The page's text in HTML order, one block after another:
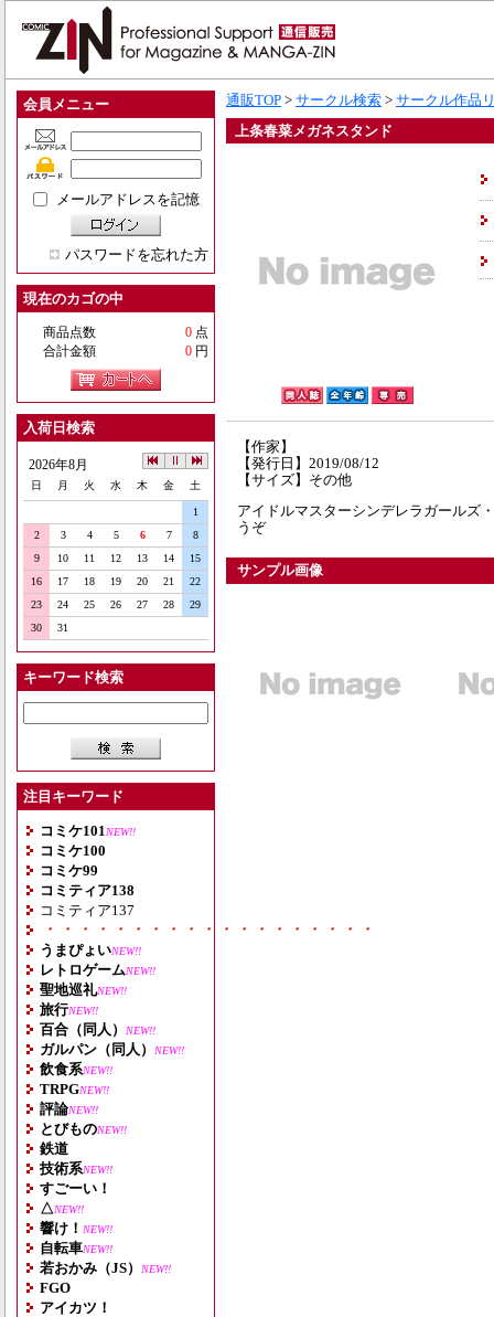
会員メニュー
メールアドレスを記憶
パスワードを忘れた方
現在のカゴの中
商品点数 0 点
合計金額
0 円
入荷日検索
2026年8月
日 月 火 水 木 金 土
1
2
3 4 5 6 7
8
9
10 11 12 13 14
15
16
17 18 19 20 21
22
23
24 25 26 27 28
29
30
31
キーワード検索
注目キーワード
コミケ101 NEW!!
コミケ100
コミケ99
コミティア138
コミティア137
・・・・・・・・・・・・・・・・・・・
うまぴょいNEW!!
レトロゲームNEW!!
聖地巡礼NEW!!
旅行NEW!!
百合（同人） NEW!!
ガルパン（同人） NEW!!
飲食系NEW!!
TRPGNEW!!
評論NEW!!
とびものNEW!!
鉄道
技術系NEW!!
すごーい！
△NEW!!
響け！ NEW!!
自転車NEW!!
若おかみ（JS） NEW!!
FGO
アイカツ！
通販TOP > サークル検索 > サークル作品
上条春菜メガネスタンド
【作家】
【発行日】2019/08/12
【サイズ】その他
アイドルマスターシンデレラガールズ
うぞ
サンプル画像